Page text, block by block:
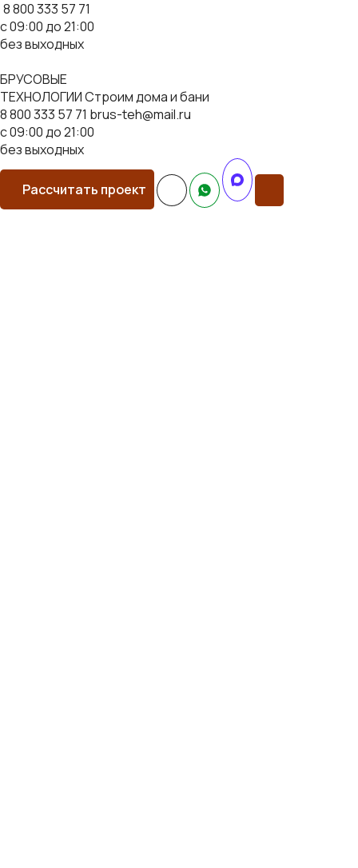
8 800 333 57 71
с 09:00 до 21:00
без выходных
БРУСОВЫЕ
ТЕХНОЛОГИИСтроим дома и бани
8 800 333 57 71 brus-teh@mail.ru
с 09:00 до 21:00
без выходных
Рассчитать проект